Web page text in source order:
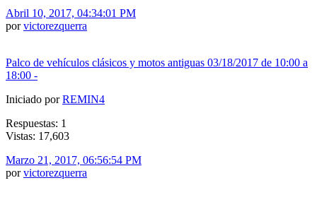
Abril 10, 2017, 04:34:01 PM
porvictorezquerra
Palco de vehículos clásicos y motos antiguas 03/18/2017 de 10:00 a
18:00 -
Iniciado porREMIN4
Respuestas: 1
Vistas: 17,603
Marzo 21, 2017, 06:56:54 PM
porvictorezquerra